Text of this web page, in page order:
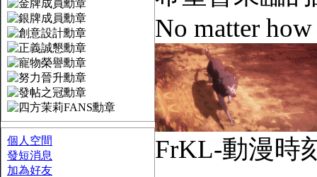
個人空間
發短消息
加為好友
No matter
FrKL-動漫時